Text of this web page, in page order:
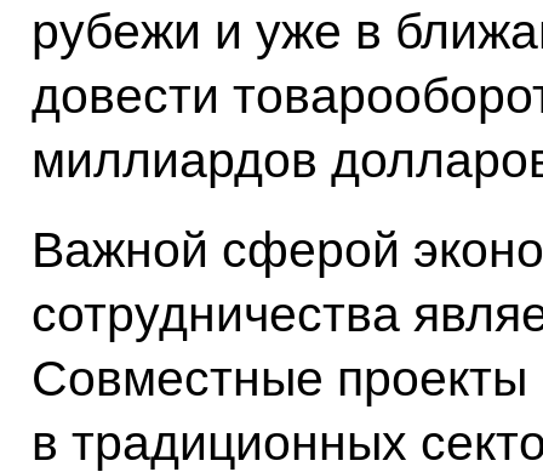
рубежи и уже в
довести
миллиардов
Важной сферой
сотрудничества
Совместные проекты
в традиционных